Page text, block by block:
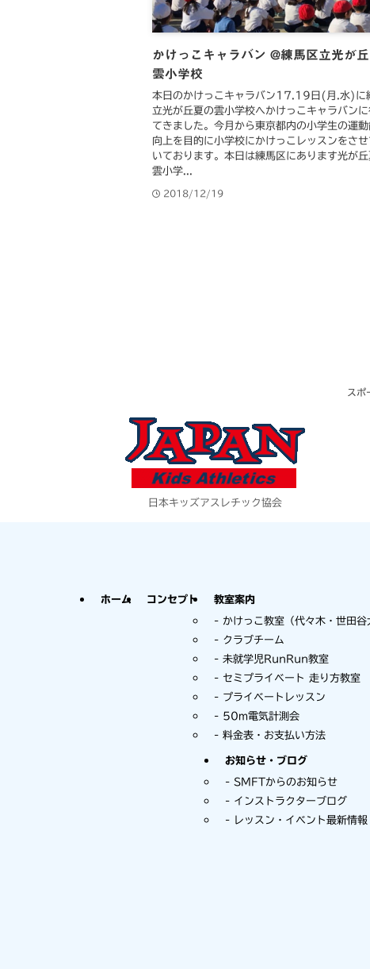
かけっこキャラバン @練馬区立光が
雲小学校
本日のかけっこキャラバン17.19日(月.水)に
立光が丘夏の雲小学校へかけっこキャラバンに
てきました。今月から東京都内の小学生の運動
向上を目的に小学校にかけっこレッスンをさせ
いております。本日は練馬区にあります光が丘
雲小学...
2018/12/19
スポ
日本キッズアスレチック協会
ホーム コンセプト 教室案内
かけっこ教室（代々木・世田
クラブチーム
未就学児RunRun教室
セミプライベート 走り方教室
プライベートレッスン
50m電気計測会
料金表・お支払い方法
お知らせ・ブログ
SMFTからのお知らせ
インストラクターブログ
レッスン・イベント最新情